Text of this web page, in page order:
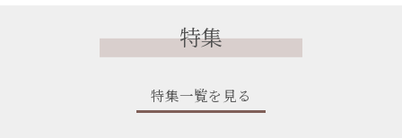
特集
特集一覧を見る